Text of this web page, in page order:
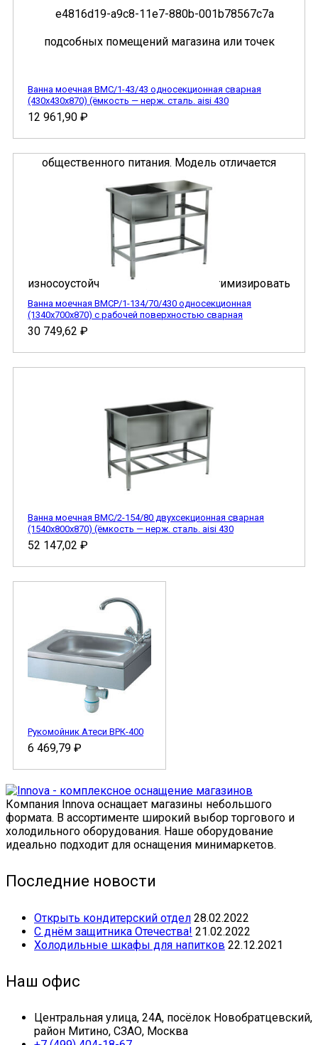
Ванна моечная ВМС/1-43/43 односекционная сварная
(430х430х870) (ёмкость — нерж. сталь. aisi 430
12 961,90 ₽
Ванна моечная ВМСР/1-134/70/430 односекционная
(1340х700х870) с рабочей поверхностью сварная
30 749,62 ₽
Ванна моечная ВМС/2-154/80 двухсекционная сварная
(1540х800х870) (ёмкость — нерж. сталь. aisi 430
52 147,02 ₽
Рукомойник Атеси ВРК-400
6 469,79 ₽
Компания Innova оснащает магазины небольшого
формата. В ассортименте широкий выбор торгового и
холодильного оборудования. Наше оборудование
идеально подходит для оснащения минимаркетов.
Последние новости
Открыть кондитерский отдел 28.02.2022
С днём защитника Отечества! 21.02.2022
Холодильные шкафы для напитков 22.12.2021
Наш офис
Центральная улица, 24А, посёлок Новобратцевский,
район Митино, СЗАО, Москва